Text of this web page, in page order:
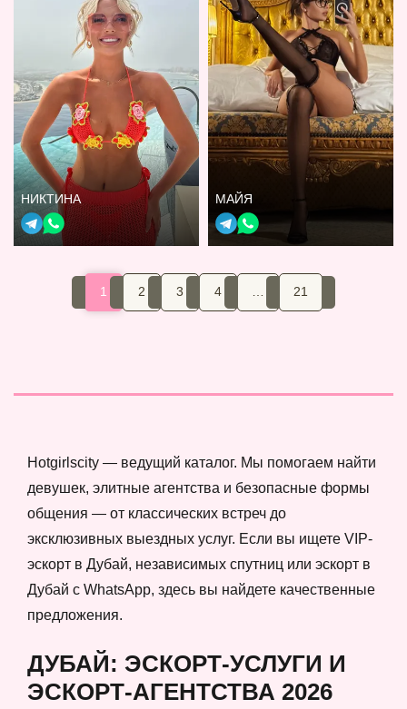
НИКТИНА МАЙЯ
1 2 3 4 21
Hotgirlscity — ведущий каталог. Мы помогаем найти
девушек, элитные агентства и безопасные формы
общения — от классических встреч до
эксклюзивных выездных услуг. Если вы ищете VIP-
эскорт в Дубай, независимых спутниц или эскорт в
Дубай с WhatsApp, здесь вы найдете качественные
предложения.
ДУБАЙ: ЭСКОРТ-УСЛУГИ И
ЭСКОРТ-АГЕНТСТВА 2026